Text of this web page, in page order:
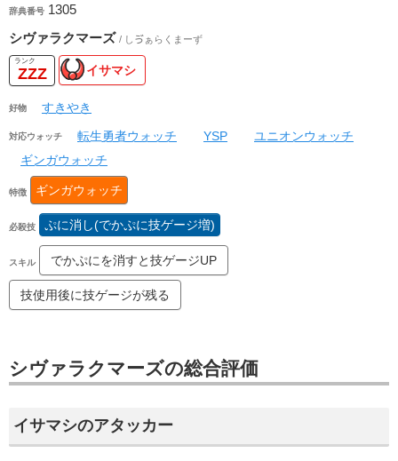
辞典番号 1305
シヴァラクマーズ / しゔぁらくまーず
ZZZ イサマシ
好物 すきやき
対応ウォッチ 転生勇者ウォッチ YSP
ユニオンウォッチ
ギンガウォッチ
特徴 ギンガウォッチ
必殺技 ぷに消し(でかぷに技ゲージ増)
スキル でかぷにを消すと技ゲージUP
技使用後に技ゲージが残る
シヴァラクマーズの総合評価
イサマシのアタッカー